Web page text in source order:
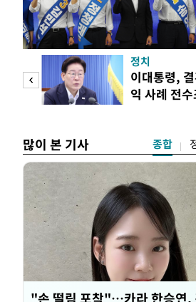
정치
이대통령,
익 사례 전
많이 본 기사 종합
"손 떨림 포착"…카라 한승연,